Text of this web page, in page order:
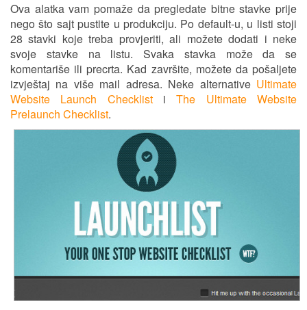
Ova alatka vam pomaže da pregledate bitne stavke prije
nego što sajt pustite u produkciju. Po default-u, u listi stoji
28 stavki koje treba provjeriti, ali možete dodati i neke
svoje stavke na listu. Svaka stavka može da se
komentariše ili precrta. Kad završite, možete da pošaljete
izvještaj na više mail adresa. Neke alternative Ultimate
Website Launch ChecklistiThe Ultimate Website
Prelaunch Checklist.